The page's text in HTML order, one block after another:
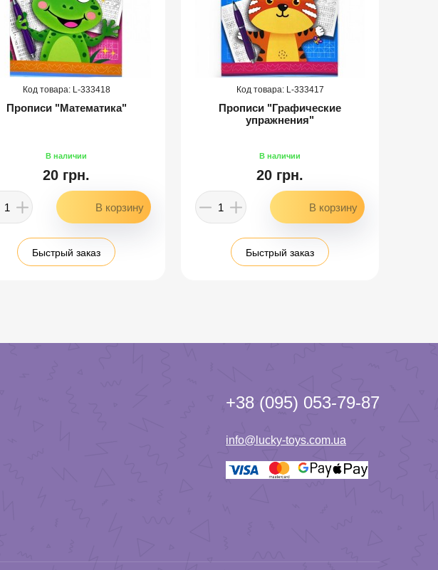
333418
Прописи "Математика"
20 грн.
Быстрый заказ
333417
Прописи "Графические
упражнения"
20 грн.
Быстрый заказ
+38 (095) 053-79-87
info@lucky-toys.com.ua